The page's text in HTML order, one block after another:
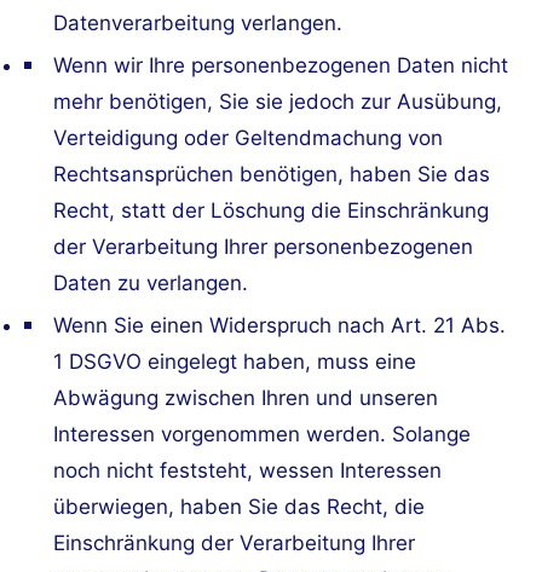
Datenverarbeitung verlangen.
Wenn wir Ihre personenbezogenen Daten nicht
mehr benötigen, Sie sie jedoch zur Ausübung,
Verteidigung oder Geltendmachung von
Rechtsansprüchen benötigen, haben Sie das
Recht, statt der Löschung die Einschränkung
der Verarbeitung Ihrer personenbezogenen
Daten zu verlangen.
Wenn Sie einen Widerspruch nach Art. 21 Abs.
1 DSGVO eingelegt haben, muss eine
Abwägung zwischen Ihren und unseren
Interessen vorgenommen werden. Solange
noch nicht feststeht, wessen Interessen
überwiegen, haben Sie das Recht, die
Einschränkung der Verarbeitung Ihrer